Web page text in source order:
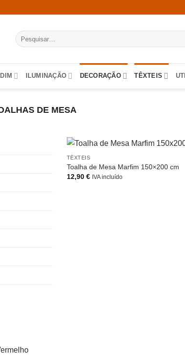
Pesquisar
por:
ILUMINAÇÃO DECORAÇÃO TÊXTEIS
DE MESA
TÊXTEIS
Toalha de Mesa Marfim 150×200 cm
12,90 € IVA incluído